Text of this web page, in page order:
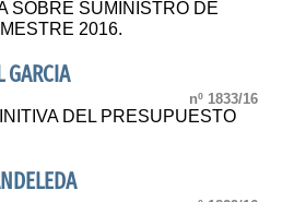
SOBRE SUMINISTRO DE
2016.
GARCIA
nº 1833/16
DEL PRESUPUESTO